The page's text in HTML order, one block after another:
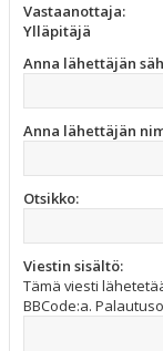
Vastaanottaja:
Ylläpitäjä
Anna lähettäjän
Anna lähettäjän
Otsikko:
Viestin sisältö:
Tämä viesti
BBCode:a.